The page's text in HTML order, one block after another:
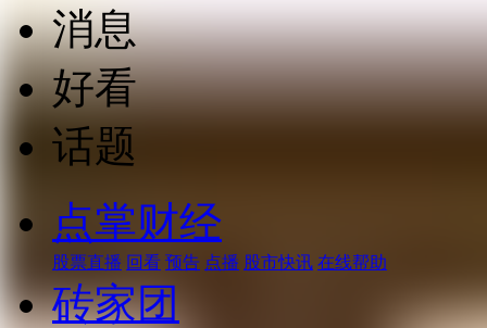
消息
好看
话题
点掌财经
股票直播 回看 预告 点播 股市快讯 在线帮助
砖家团